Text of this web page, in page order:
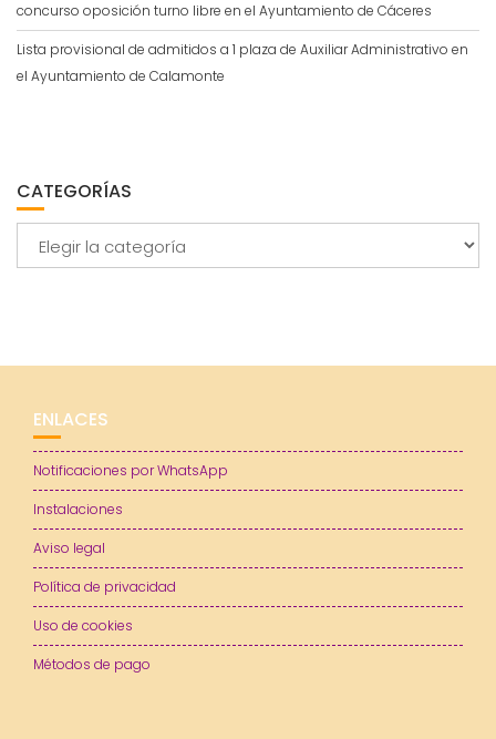
concurso oposición turno libre en el Ayuntamiento de Cáceres
Lista provisional de admitidos a 1 plaza de Auxiliar Administrativo en
el Ayuntamiento de Calamonte
CATEGORÍAS
ENLACES
Notificaciones por WhatsApp
Instalaciones
Aviso legal
Política de privacidad
Uso de cookies
Métodos de pago